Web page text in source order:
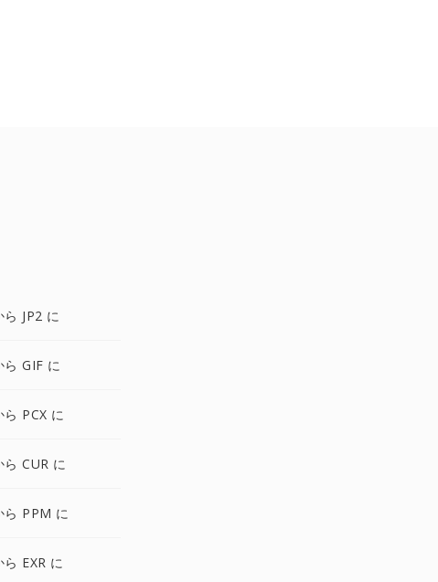
JP2 に
GIF に
PCX に
CUR に
ら PPM に
EXR に